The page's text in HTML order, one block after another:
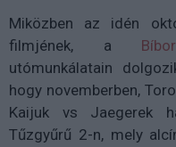
Miközben az idén
filmjének, a
utómunkálatain
hogy novemberben,
Kaijuk vs Jaegerek
Tűzgyűrű 2-n, mely